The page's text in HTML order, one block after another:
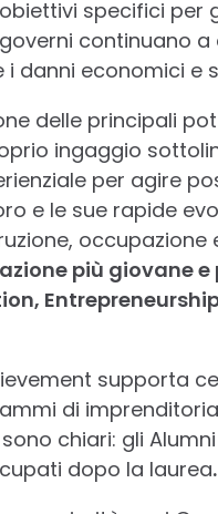
specifici per
continuano
danni economici e
delle principali
ingaggio
per agire
e le sue rapide
occupazione
più giovane
supporta
di
chiari: gli
dopo la laurea.